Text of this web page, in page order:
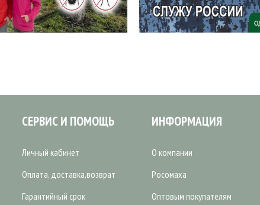
СЕРВИС И ПОМОЩЬ
Личный кабинет
Оплата, доставка,возврат
Гарантийный срок
ИНФОРМАЦИЯ
О компании
Росомаха
Оптовым покупателям